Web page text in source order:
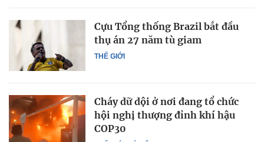
THẾ GIỚI
Cựu Tổng thống Brazil bắt đầu
thụ án 27 năm tù giam
Cháy dữ dội ở nơi đang tổ chức
hội nghị thượng đỉnh khí hậu
COP30